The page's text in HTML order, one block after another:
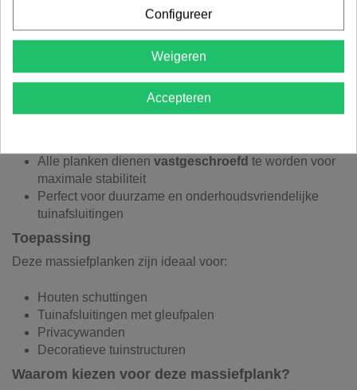
Belangrijkste kenmerken
Gemaakt vandrukgeïmpregneerd grenenvoor een
Geschaafden voorzien vantand en groefvoor een
Compatibel met houten en betonnen gleufpalen
Alle planken dienen vastgeschroefd te worden voor
maximale stabiliteit
Perfect voor duurzame en onderhoudsvriendelijke
tuinafsluitingen
Toepassing
Deze massiefplanken zijn ideaal voor:
Houten schuttingen
Tuinafsluitingen met gleufpalen
Privacywanden
Decoratieve tuinstructuren
Waarom kiezen voor deze massiefplank?
Configureer
Weigeren
Accepteren